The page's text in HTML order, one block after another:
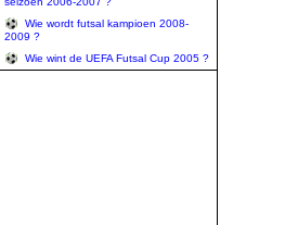
Wie wordt futsal kampioen 2008-
2009 ?
Wie wint de UEFA Futsal Cup 2005 ?